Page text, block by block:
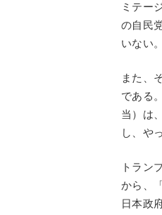
ミテー
の自民
いない。
また、
である
当）は
し、や
トラン
から、
日本政